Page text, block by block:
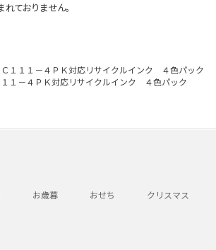
ておりません。
１１－４ＰＫ対応リサイクルインク ４色パック
－４ＰＫ対応リサイクルインク ４色パック
お歳暮 おせち クリスマス